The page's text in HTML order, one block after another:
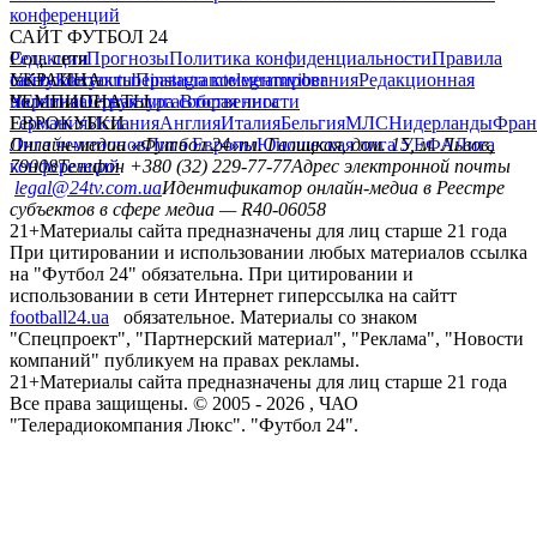
конференций
САЙТ ФУТБОЛ 24
РедакцияПрогнозыПолитика конфиденциальностиПравила
сайтуКонтактыПравила комментированияРедакционная
политикаСтруктура собственности
Соц. сети
facebookxyoutubeinstagramtelegramviber
УКРАИНА
УкраинаПервая лигаВторая лига
ЧЕМПИОНАТЫ
ГерманияИспанияАнглияИталияБельгияМЛСНидерланды
ЕВРОКУБКИ
Лига чемпионовЛига ЕвропыЮношеская лига УЕФАЛига
конференций
Онлайн-медиа «Футбол 24»пл. Галицкая, дом. 15, м. Львов,
79008Телефон +380 (32) 229-77-77Адрес электронной почты
legal@24tv.com.uaИдентификатор онлайн-медиа в Реестре
субъектов в сфере медиа — R40-06058
21+Материалы сайта предназначены для лиц старше 21 года
При цитировании и использовании любых материалов ссылка
на "Футбол 24" обязательна. При цитировании и
использовании в сети Интернет гиперссылка на сайтт
football24.ua
обязательное. Материалы со знаком
"Спецпроект", "Партнерский материал", "Реклама", "Новости
компаний" публикуем на правах рекламы.
21+Материалы сайта предназначены для лиц старше 21 года
Все права защищены. © 2005 - 2026 , ЧАО
"Телерадиокомпания Люкс". "Футбол 24".